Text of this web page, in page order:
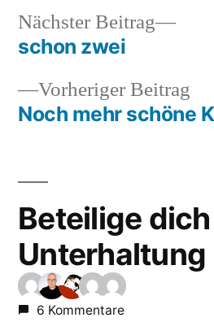
Vorheriger Beitrag
Noch mehr schöne
Nächster Beitrag
schon zwei
Beteilige
Unterhaltung
6 Kommentare